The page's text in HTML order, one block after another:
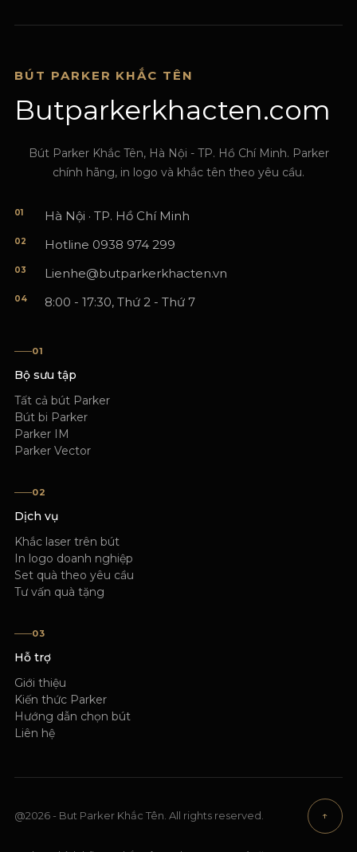
BÚT PARKER KHẮC TÊN
Butparkerkhacten.com
Bút Parker Khắc Tên, Hà Nội - TP. Hồ Chí Minh. Parker
chính hãng, in logo và khắc tên theo yêu cầu.
01 Hà Nội · TP. Hồ Chí Minh
02 Hotline 0938 974 299
03 Lienhe@butparkerkhacten.vn
04 8:00 - 17:30, Thứ 2 - Thứ 7
01
Bộ sưu tập
Tất cả bút Parker
Bút bi Parker
Parker IM
Parker Vector
02
Dịch vụ
Khắc laser trên bút
In logo doanh nghiệp
Set quà theo yêu cầu
Tư vấn quà tặng
03
Hỗ trợ
Giới thiệu
Kiến thức Parker
Hướng dẫn chọn bút
Liên hệ
@2026 - But Parker Khắc Tên. All rights reserved. ↑